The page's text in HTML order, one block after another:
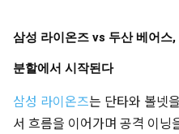
삼성 라이온즈 vs 두산 베어스
분할에서 시작된다
삼성 라이온즈는 단타와 볼넷
서 흐름을 이어가며 공격 이닝